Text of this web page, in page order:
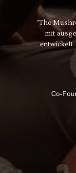
den Tag
"The
Game